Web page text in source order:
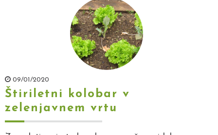
09/01/2020
Štiriletni kolobar v
zelenjavnem vrtu